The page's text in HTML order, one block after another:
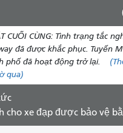
dung
CUỐI CÙNG: Tình trạng tắc
đã được khắc phục. Tuyến M
phố đã hoạt động trở lại.
qua)
bằng bãi đỗ xe, dải phân cách bê tông đang dần hoàn thiện tại